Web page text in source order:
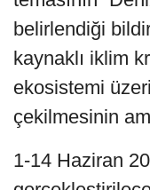
belirlendiği
kaynaklı iklim
ekosistemi
çekilmesinin
1-14 Haziran